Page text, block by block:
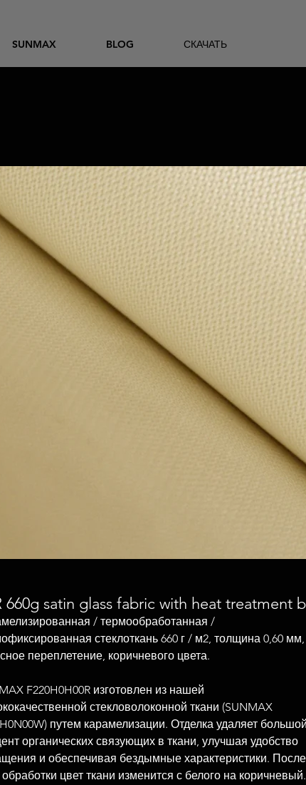
SUNMAX BLOG СКАЧАТЬ
660g satin glass fabric with heat treatment
/ термообработанная /
стеклоткань 660 г / м2, толщина 0,60 мм,
переплетение, коричневого цвета.
F220H0H00R изготовлен из нашей
стекловолоконной ткани (SUNMAX
путем карамелизации. Отделка удаляет
органических связующих в ткани, улучшая удобство
и обеспечивая бездымные характеристики. После
обработки цвет ткани изменится с белого на коричневый.